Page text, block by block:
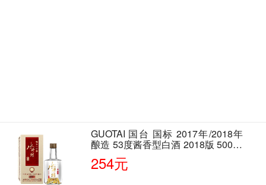
GUOTAI 国台 国标 2017年/2018年
酿造 53度酱香型白酒 2018版 500ml
单瓶装
254元